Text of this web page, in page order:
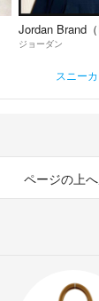
ジョーダン
スニー
ページの上